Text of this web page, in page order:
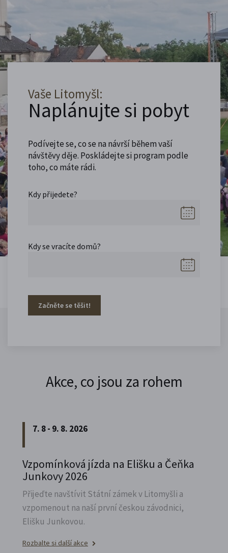
Vaše Litomyšl:
Naplánujte si pobyt
Podívejte se, co se na návrší během vaší
návštěvy děje. Poskládejte si program podle
toho, co máte rádi.
Kdy přijedete?
Kdy se vracíte domů?
Začněte se těšit!
Akce, co jsou za rohem
7. 8 - 9. 8. 2026
Vzpomínková jízda na Elišku a Čeňka
Junkovy 2026
Přijeďte navštívit Státní zámek v Litomyšli a
vzpomenout na naší první českou závodnici,
Elišku Junkovou.
Rozbalte si další akce